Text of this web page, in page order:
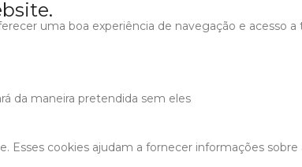
uma boa experiência de navegação e acesso a
da maneira pretendida sem eles
cookies ajudam a fornecer informações